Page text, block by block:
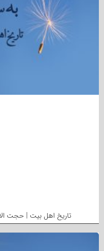
تاریخ اهل بیت | حجت